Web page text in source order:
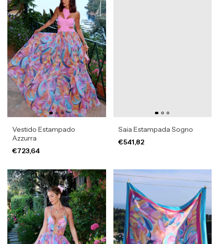
Vestido Estampado
Azzurra
€723,64
Saia Estampada Sogno
€541,82